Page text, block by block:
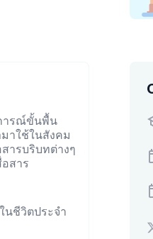
ารณ์ขั้นพื้น
าใช้ในสังคม
ารบริบทต่างๆ
สาร
นชีวิตประจำ